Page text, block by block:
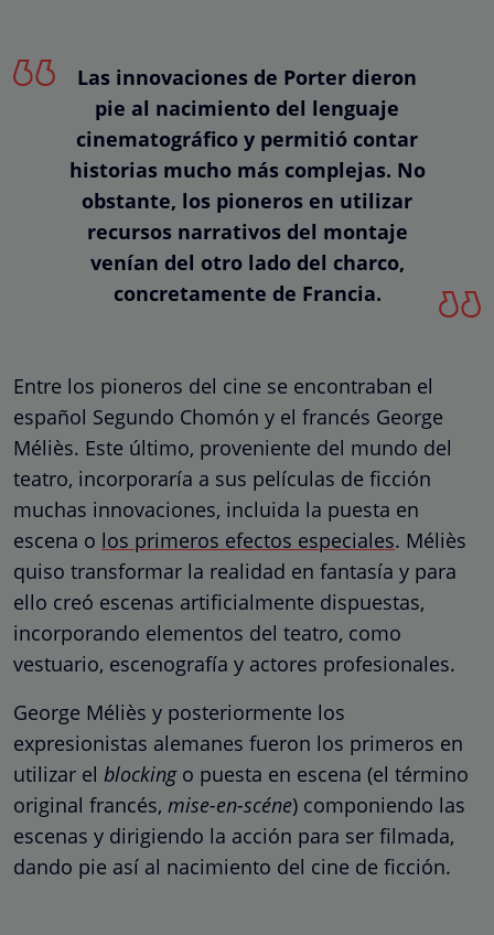
Las innovaciones de Porter dieron
pie al nacimiento del lenguaje
cinematográfico y permitió contar
historias mucho más complejas. No
obstante, los pioneros en utilizar
recursos narrativos del montaje
venían del otro lado del charco,
concretamente de Francia.
Entre los pioneros del cine se encontraban el
español Segundo Chomón y el francés George
Méliès. Este último, proveniente del mundo del
teatro, incorporaría a sus películas de ficción
muchas innovaciones, incluida la puesta en
escena o los primeros efectos especiales. Méliès
quiso transformar la realidad en fantasía y para
ello creó escenas artificialmente dispuestas,
incorporando elementos del teatro, como
vestuario, escenografía y actores profesionales.
George Méliès y posteriormente los
expresionistas alemanes fueron los primeros en
utilizar el blockingo puesta en escena (el término
original francés, mise-en-scéne) componiendo las
escenas y dirigiendo la acción para ser filmada,
dando pie así al nacimiento del cine de ficción.